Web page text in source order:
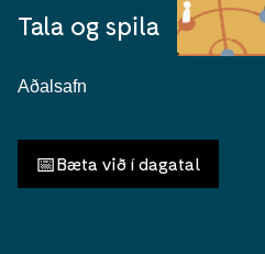
Tala og spila
Aðalsafn
📅Bæta við í dagatal